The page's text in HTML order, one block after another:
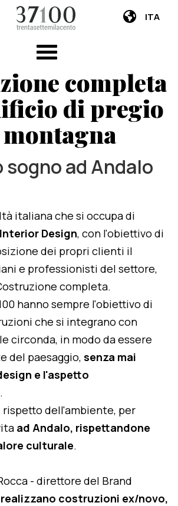
ITA
completa
di pregio
ad Andalo
italiana che si occupa di
Design, con l'obiettivo di
dei propri clienti il
e professionisti del settore,
completa.
hanno sempre l'obiettivo di
che si integrano con
circonda, in modo da essere
del paesaggio, senza mai
e l'aspetto
.
rispetto dell'ambiente, per
ad Andalo, rispettandone
culturale.
- direttore del Brand
costruzioni ex/novo,